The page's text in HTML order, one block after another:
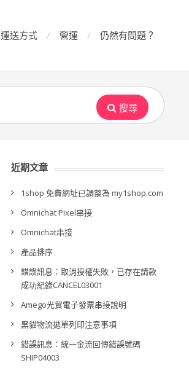
運送方式 營運 仍然有問題？
搜尋
近期文章
1shop 免費網址已調整為 my1shop.com
Omnichat Pixel串接
Omnichat串接
產品排序
錯誤訊息：取消授權失敗，已存在請款
成功紀錄CANCEL03001
Amego光貿電子發票串接說明
黑貓物流拋單列印注意事項
錯誤訊息：統一金流回傳錯誤號碼
SHIP04003